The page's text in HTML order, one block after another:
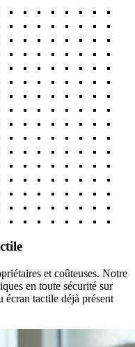
et coûteuses. Notre
en toute sécurité sur
écran tactile déjà présent